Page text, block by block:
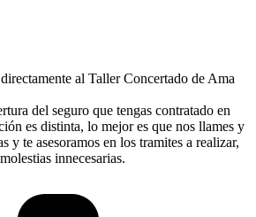
al Taller Concertado de Ama
del seguro que tengas contratado en
es distinta, lo mejor es que nos llames y
y te asesoramos en los tramites a realizar,
innecesarias.